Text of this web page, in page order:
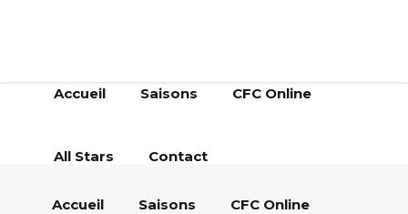
Accueil Saisons CFC Online
Accueil Saisons CFC Online
All Stars Contact